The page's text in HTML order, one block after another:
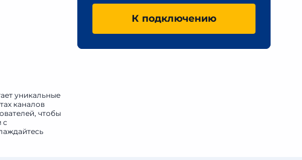
уникальные
каналов
чтобы
с
К подключению